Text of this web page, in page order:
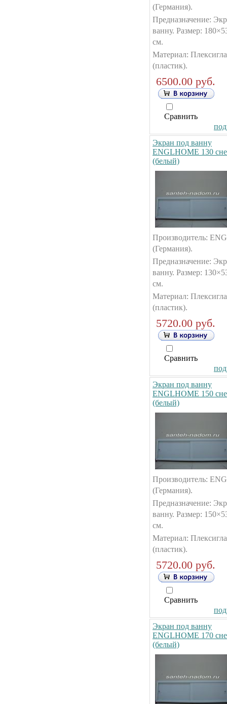
(Германия).
Предназначение:
ванну. Размер:
см.
Материал:
(пластик).
6500.00 руб.
Сравнить
Экран под ванну
ENGLHOME 130
(белый)
Производитель:
(Германия).
Предназначение:
ванну. Размер:
см.
Материал:
(пластик).
5720.00 руб.
Сравнить
Экран под ванну
ENGLHOME 150
(белый)
Производитель:
(Германия).
Предназначение:
ванну. Размер:
см.
Материал:
(пластик).
5720.00 руб.
Сравнить
Экран под ванну
ENGLHOME 170
(белый)